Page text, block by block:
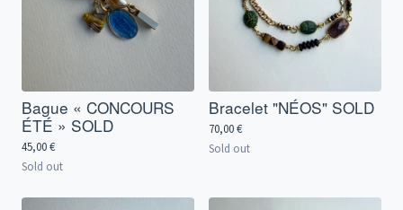
Bague « CONCOURS
ÉTÉ » SOLD
45,00€
Sold out
Bracelet "NÉOS" SOLD
70,00€
Sold out